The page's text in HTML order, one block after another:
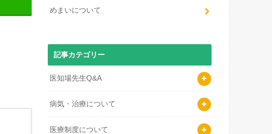
めまいについて
記事カテゴリー
医知場先生Q&A
病気・治療について
医療制度について